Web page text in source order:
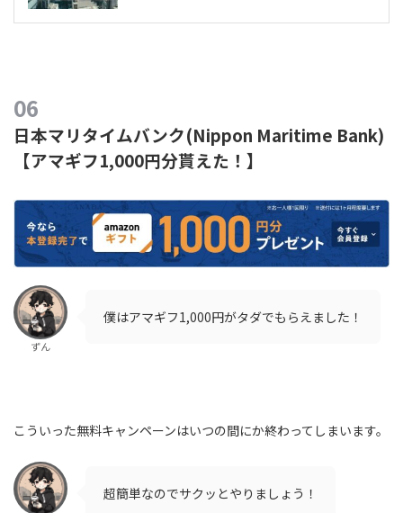
日本マリタイムバンク(Nippon Maritime Bank)
【アマギフ1,000円分貰えた！】
ずん
僕はアマギフ1,000円がタダでもらえました！
こういった無料キャンペーンはいつの間にか終わってしまいます。
超簡単なのでサクッとやりましょう！